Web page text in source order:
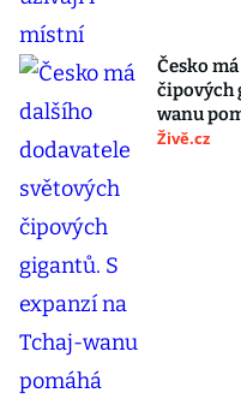
Česko
čipových
wanu
Živě.cz